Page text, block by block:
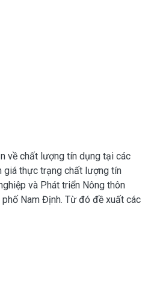
về chất lượng tín dụng tại các
giá thực trạng chất lượng tín
và Phát triển Nông thôn
phố Nam Định. Từ đó đề xuất các